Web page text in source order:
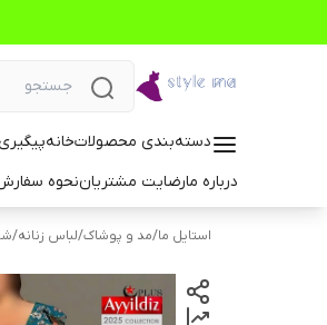
دسته‌بندی محصولاتخانه
درباره مارضایت مشتریاننحوه
استایل ما/مد و پوشاک/لباس زنانه/